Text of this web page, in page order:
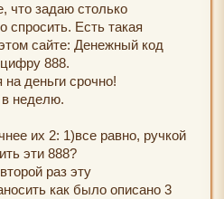
что задаю столько
спросить. Есть такая
сайте: Денежный код
888.
деньги срочно!
в неделю.
их 2: 1)все равно, ручкой
эти 888?
раз эту
как было описано 3